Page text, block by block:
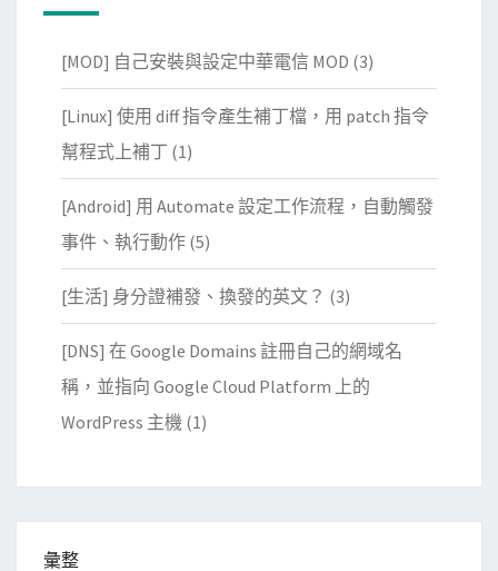
[MOD] 自己安裝與設定中華電信 MOD (3)
[Linux] 使用 diff 指令產生補丁檔，用 patch 指令
幫程式上補丁 (1)
[Android] 用 Automate 設定工作流程，自動觸發
事件、執行動作 (5)
[生活] 身分證補發、換發的英文？ (3)
[DNS] 在 Google Domains 註冊自己的網域名
稱，並指向 Google Cloud Platform 上的
WordPress 主機 (1)
彙整